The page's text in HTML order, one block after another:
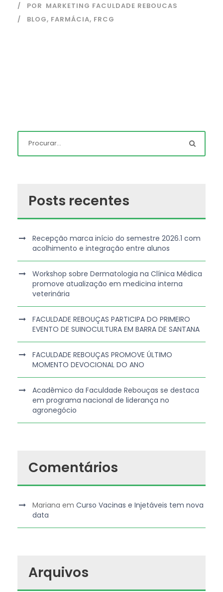
POR MARKETING FACULDADE REBOUCAS
BLOG, FARMÁCIA, FRCG
Posts recentes
Recepção marca início do semestre 2026.1 com
acolhimento e integração entre alunos
Workshop sobre Dermatologia na Clínica Médica
promove atualização em medicina interna
veterinária
FACULDADE REBOUÇAS PARTICIPA DO PRIMEIRO
EVENTO DE SUINOCULTURA EM BARRA DE SANTANA
FACULDADE REBOUÇAS PROMOVE ÚLTIMO
MOMENTO DEVOCIONAL DO ANO
Acadêmico da Faculdade Rebouças se destaca
em programa nacional de liderança no
agronegócio
Comentários
Mariana em Curso Vacinas e Injetáveis tem nova
data
Arquivos